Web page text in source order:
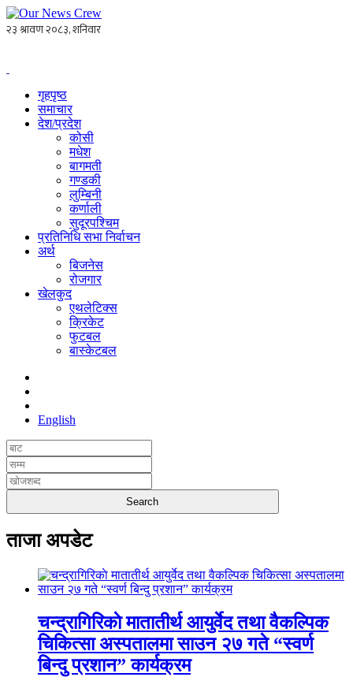
गृहपृष्ठ
समाचार
देश/प्रदेश
कोसी
मधेश
बागमती
गण्डकी
लुम्बिनी
कर्णाली
सुदूरपश्चिम
प्रतिनिधि सभा निर्वाचन
अर्थ
बिजनेस
रोजगार
खेलकुद
एथलेटिक्स
क्रिकेट
फुटबल
बास्केटबल
English
ताजा अपडेट
चन्द्रागिरिकाे मातातीर्थ आयुर्वेद तथा वैकल्पिक
चिकित्सा अस्पतालमा साउन २७ गते “स्वर्ण
बिन्दु प्रशान” कार्यक्रम